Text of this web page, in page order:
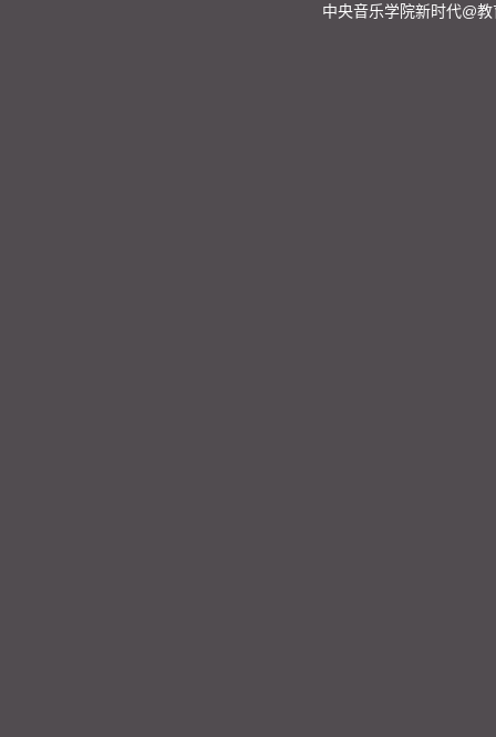
中央音乐学院新时代@